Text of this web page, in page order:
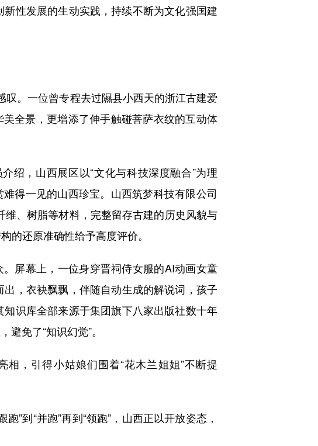
性发展的生动实践，持续不断为文化强国建
。一位曾专程去过隰县小西天的浙江古建爱
全景，更增添了伸手触碰菩萨衣纹的互动体
，山西展区以“文化与科技深度融合”为理
得一见的山西珍宝。山西筑梦科技有限公司
、树脂等材料，完整留存古建的历史风貌与
的还原准确性给予高度评价。
屏幕上，一位身穿晋祠侍女服的AI动画女童
，衣袂飘飘，伴随自动生成的解说词，孩子
识库全部来源于集团旗下八家出版社数十年
免了“知识幻觉”。
，引得小姑娘们围着“花木兰姐姐”不断提
到“并跑”再到“领跑”，山西正以开放姿态，